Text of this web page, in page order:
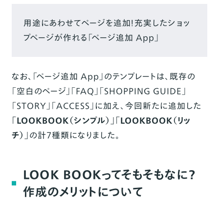
用途にあわせてページを追加！充実したショッ
プページが作れる「ページ追加 App」
なお、「ページ追加 App」のテンプレートは、既存の
「空白のページ」「FAQ」「SHOPPING GUIDE」
「STORY」「ACCESS」に加え、今回新たに追加した
「LOOKBOOK（シンプル）」「LOOKBOOK（リッ
チ）」の計7種類になりました。
LOOK BOOKってそもそもなに？
作成のメリットについて